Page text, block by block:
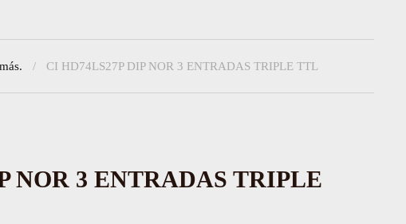
CI HD74LS27P DIP NOR 3 ENTRADAS TRIPLE TTL
NOR 3 ENTRADAS TRIPLE